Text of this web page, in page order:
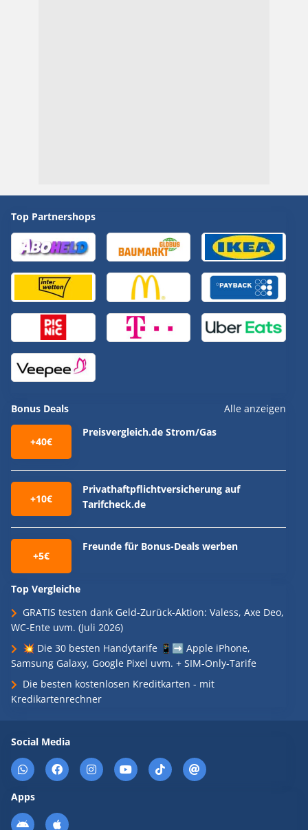
Top Partnershops
Bonus Deals Alle anzeigen
+40€
Preisvergleich.de Strom/Gas
+10€
Privathaftpflichtversicherung auf
Tarifcheck.de
+5€
Freunde für Bonus-Deals werben
Top Vergleiche
GRATIS testen dank Geld-Zurück-Aktion: Valess, Axe Deo,
WC-Ente uvm. (Juli 2026)
💥 Die 30 besten Handytarife 📱➡️ Apple iPhone,
Samsung Galaxy, Google Pixel uvm. + SIM-Only-Tarife
Die besten kostenlosen Kreditkarten - mit
Kredikartenrechner
Social Media
Apps